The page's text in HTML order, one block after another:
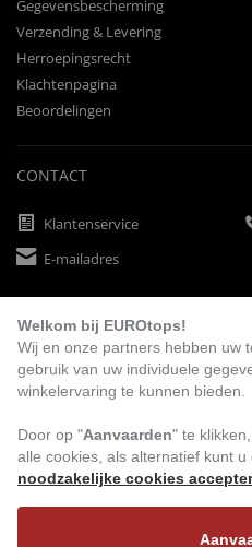
Gegevensbescherming
Verzending & Levering
Herroepingsrecht
Klachtenpagina
Beoordelingen
CONTACT
Klantenservice
E-mailadres
BETAALMETHODEN
BEZOEK ONS
Welkom bij EUROtops!
Wij en onze partners hebben uw
gebruik van uw individuele
winkelervaring te kunnen bieden.
Door op "Aanvaarden" te
alle cookies, als alternatief kunt u
noodzakelijke cookies